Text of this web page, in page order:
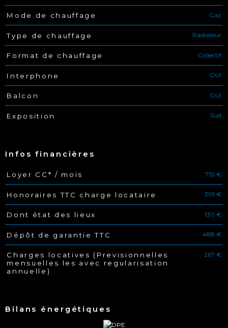
Mode de chauffage Gaz
Type de chauffage Radiateur
Format de chauffage Collectif
Interphone OUI
Balcon OUI
Exposition Sud
Infos financières
Caractéristiques Valeurs
Loyer CC* / mois 755 €
Honoraires TTC charge locataire 395 €
Dont état des lieux 130 €
Dépôt de garantie TTC 488 €
Charges locatives (Previsionnelles
mensuelles les avec regularisation
annuelle)
267 €
Bilans énergétiques